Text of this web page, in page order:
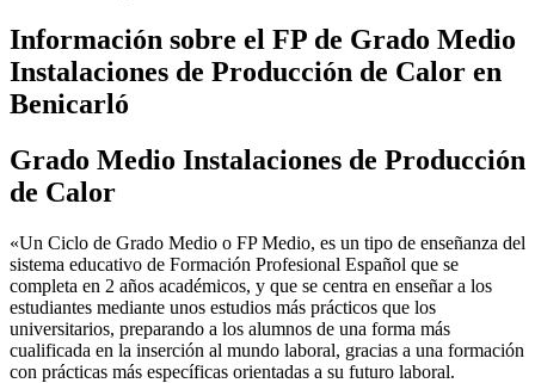
Información sobre el FP de Grado Medio
Instalaciones de Producción de Calor en
Benicarló
Grado Medio Instalaciones de Producción
de Calor
«Un Ciclo de Grado Medio o FP Medio, es un tipo de enseñanza del
sistema educativo de Formación Profesional Español que se
completa en 2 años académicos, y que se centra en enseñar a los
estudiantes mediante unos estudios más prácticos que los
universitarios, preparando a los alumnos de una forma más
cualificada en la inserción al mundo laboral, gracias a una formación
con prácticas más específicas orientadas a su futuro laboral.